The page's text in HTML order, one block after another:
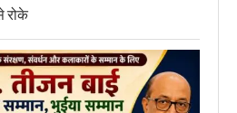
रोके